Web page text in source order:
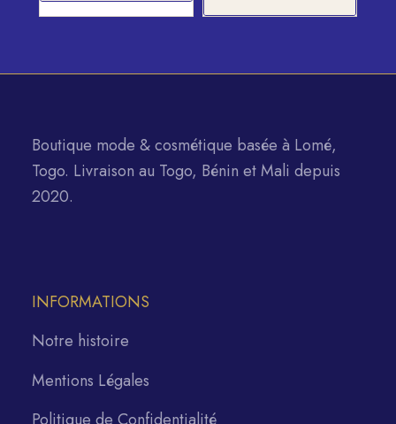
Boutique mode & cosmétique basée à Lomé,
Togo. Livraison au Togo, Bénin et Mali depuis
2020.
INFORMATIONS
Notre histoire
Mentions Légales